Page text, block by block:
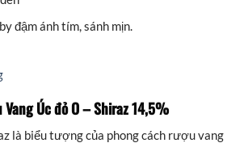
đậm ánh tím, sánh mịn.
Vang Úc đỏ O – Shiraz 14,5%
là biểu tượng của phong cách rượu vang